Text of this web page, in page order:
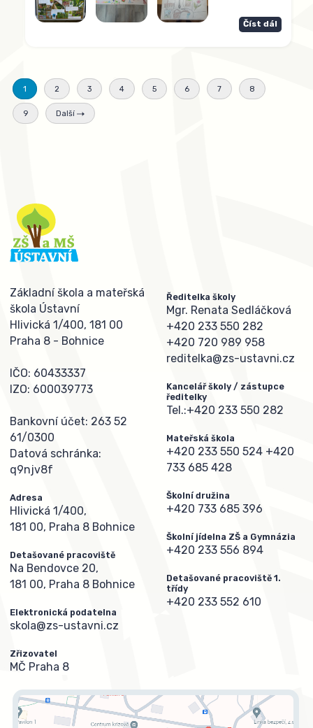
Číst dál
1 2 3 4 5 6 7 8
9 Další
Základní škola a mateřská
škola Ústavní
Hlivická 1/400, 181 00
Praha 8 - Bohnice
IČO: 60433337
IZO: 600039773
Bankovní účet: 263 52
61/0300
Datová schránka:
q9njv8f
Adresa
Hlivická 1/400,
181 00, Praha 8 Bohnice
Detašované pracoviště
Na Bendovce 20,
181 00, Praha 8 Bohnice
Elektronická podatelna
skola@zs-ustavni.cz
Zřizovatel
MČ Praha 8
Ředitelka školy
Mgr. Renata Sedláčková
+420 233 550 282
+420 720 989 958
reditelka@zs-ustavni.cz
Kancelář školy / zástupce
ředitelky
Tel.:+420 233 550 282
Mateřská škola
+420 233 550 524 +420
733 685 428
Školní družina
+420 733 685 396
Školní jídelna ZŠ a Gymnázia
+420 233 556 894
Detašované pracoviště 1.
třídy
+420 233 552 610